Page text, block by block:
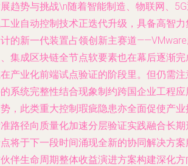
趋势与挑战\n随着智能制造、物联网、
业自动控制技术正迭代升级，具备高智
的新一代装置占领创新主赛道
集成区块链全节点软要素也在幕后逐渐
产业化前端试点验证的阶段里。但仍需
系统完整性结合现象制约跨国企业工程
，此类重大控制瑕疵隐患亦全面促使产
路径向质量化加速分层验证实践融合长
将于下一段时间涌现全新的协同解决方
伴生命周期整体收益演进方案构建深化